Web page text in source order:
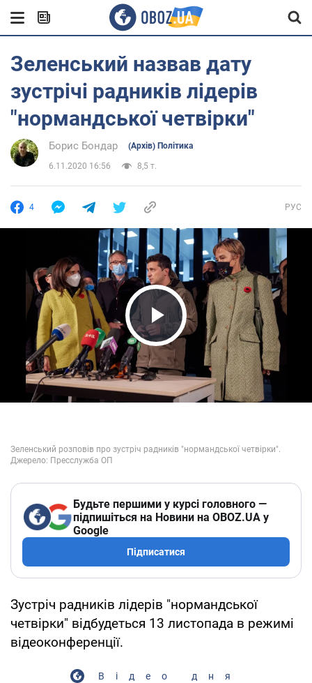
Зеленський назвав дату
зустрічі радників лідерів
"нормандської четвірки"
Борис Бондар (Архів) Політика
6.11.2020 16:56 8,5 т.
4 РУС
Play Video
Будьте першими у курсі головного —
підпишіться на Новини на OBOZ.UA у
Google
Підписатися
Зустріч радників лідерів "нормандської
четвірки" відбудеться 13 листопада в режимі
відеоконференції.
Відео дня